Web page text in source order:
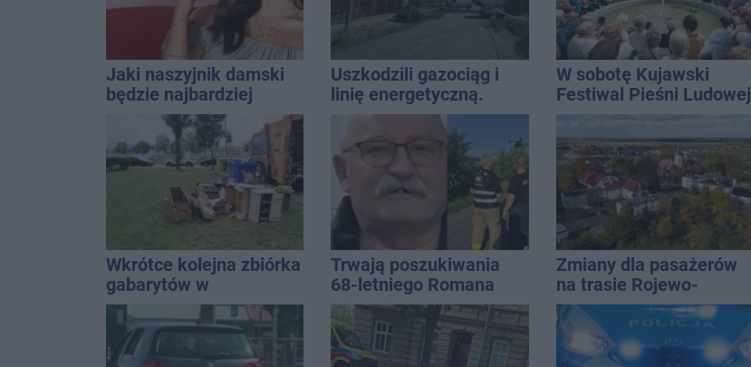
Jaki naszyjnik damski
będzie najbardziej
uniwersalny? Modele,
które pasują do wielu
stylizacji
Uszkodzili gazociąg i
linię energetyczną.
Interweniowały służby
W sobotę Kujawski
Festiwal Pieśni Ludowej
Wkrótce kolejna zbiórka
gabarytów w
Inowrocławiu
Trwają poszukiwania
68-letniego Romana
Kucały
Zmiany dla pasażerów
na trasie Rojewo-
Inowrocław